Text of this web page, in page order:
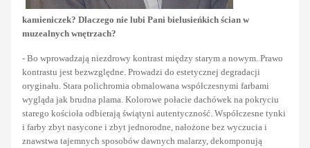
kamieniczek? Dlaczego nie lubi Pani bielusieńkich ścian w
muzealnych wnętrzach?
- Bo wprowadzają niezdrowy kontrast między starym a nowym. Prawo
kontrastu jest bezwzględne. Prowadzi do estetycznej degradacji
oryginału. Stara polichromia obmalowana współczesnymi farbami
wygląda jak brudna plama. Kolorowe połacie dachówek na pokryciu
starego kościoła odbierają świątyni autentyczność. Współczesne tynki
i farby zbyt nasycone i zbyt jednorodne, nałożone bez wyczucia i
znawstwa tajemnych sposobów dawnych malarzy, dekomponują